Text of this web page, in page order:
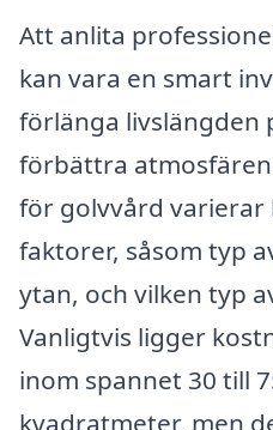
Att anlita
kan vara en smart
förlänga livslängden
förbättra
för golvvård varierar
faktorer, såsom typ
ytan, och vilken typ
Vanligtvis ligger
inom spannet 30 till
kvadratmeter, men